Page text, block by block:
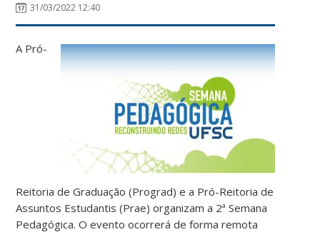
31/03/2022 12:40
A Pró-
Reitoria de Graduação (Prograd) e a Pró-Reitoria de
Assuntos Estudantis (Prae) organizam a 2ª Semana
Pedagógica. O evento ocorrerá de forma remota